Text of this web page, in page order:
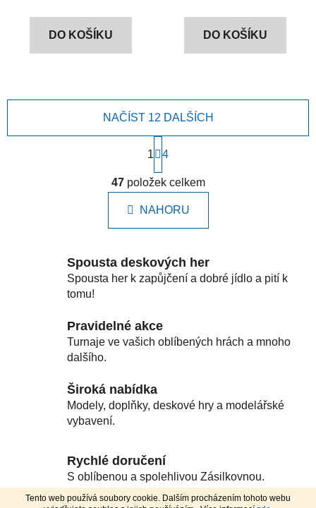
Tento web používá soubory cookie. Dalším procházením tohoto webu
DO KOŠÍKU DO KOŠÍKU
O
v
l
á
d
c
í
v
k
ý
p
NAČÍST 12 DALŠÍCH
t
r
á
n
k
n
í
1 4
47položek celkem
NAHORU
Spousta deskových her
Spousta her k zapůjčení a dobré jídlo a pití k
tomu!
Pravidelné akce
Turnaje ve vašich oblíbených hrách a mnoho
dalšího.
Široká nabídka
Modely, doplňky, deskové hry a modelářské
vybavení.
Rychlé doručení
S oblíbenou a spolehlivou Zásilkovnou.